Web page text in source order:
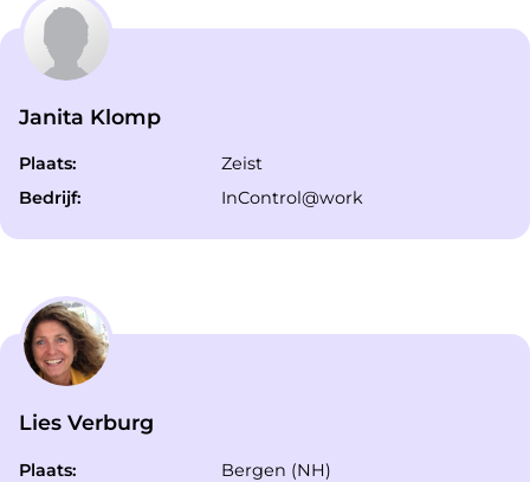
Janita Klomp
Plaats:
Zeist
Bedrijf:
InControl@work
Lies Verburg
Plaats:
Bergen (NH)